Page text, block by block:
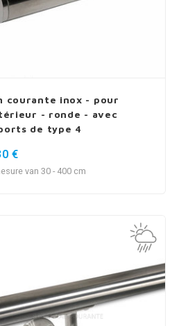
courante inox - pour
- ronde - avec
de type 4
€
van 30 - 400 cm